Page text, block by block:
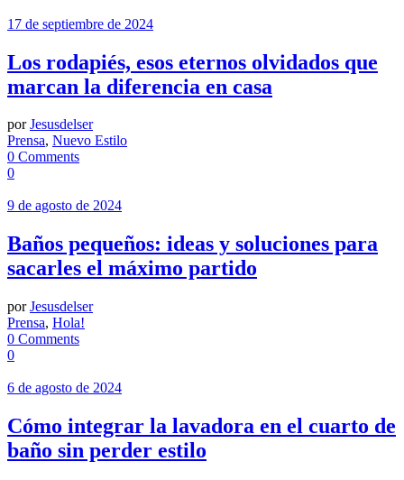
17 de septiembre de 2024
Los rodapiés, esos eternos olvidados que
marcan la diferencia en casa
porJesusdelser
Prensa, Nuevo Estilo
0 Comments
0
9 de agosto de 2024
Baños pequeños: ideas y soluciones para
sacarles el máximo partido
porJesusdelser
Prensa, Hola!
0 Comments
0
6 de agosto de 2024
Cómo integrar la lavadora en el cuarto de
baño sin perder estilo